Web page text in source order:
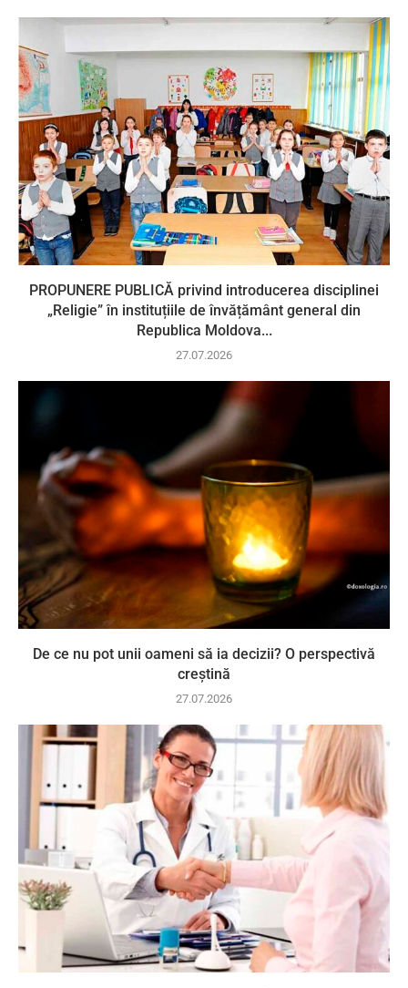
PROPUNERE PUBLICĂ privind introducerea disciplinei
„Religie” în instituțiile de învățământ general din
Republica Moldova...
27.07.2026
De ce nu pot unii oameni să ia decizii? O perspectivă
creștină
27.07.2026